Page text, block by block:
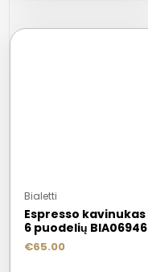
Bialetti
Espresso kavinukas
6 puodelių BIA06946
€65.00